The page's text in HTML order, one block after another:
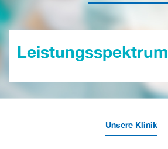
Leistungsspektrum
Unsere Klinik